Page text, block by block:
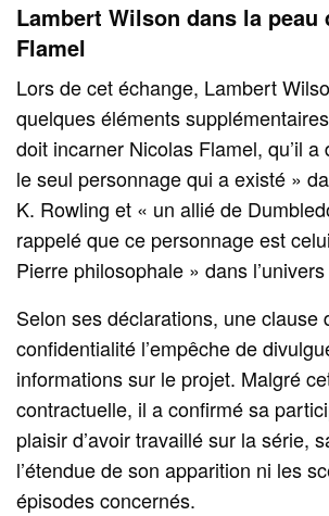
Lambert Wilson dans la peau
Flamel
Lors de cet échange, Lambert
quelques éléments
doit incarner Nicolas Flamel, qu’il a
le seul personnage qui a existé »
K. Rowling et « un allié de
rappelé que ce personnage est
Pierre philosophale » dans
Selon ses déclarations, une clause
confidentialité l’empêche de
informations sur le projet. Malgré
contractuelle, il a confirmé sa
plaisir d’avoir travaillé sur la série,
l’étendue de son apparition ni les
épisodes concernés.